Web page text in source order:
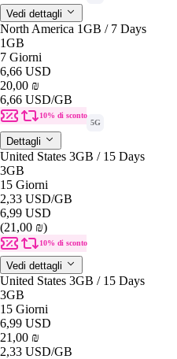
Vedi dettagli
North America 1GB / 7 Days
1GB
7 Giorni
6,66 USD
20,00 ₪
6,66 USD/GB
10% di sconto
5G
Dettagli
United States 3GB / 15 Days
3GB
15 Giorni
2,33 USD/GB
6,99 USD
(21,00 ₪)
10% di sconto
Vedi dettagli
United States 3GB / 15 Days
3GB
15 Giorni
6,99 USD
21,00 ₪
2,33 USD/GB